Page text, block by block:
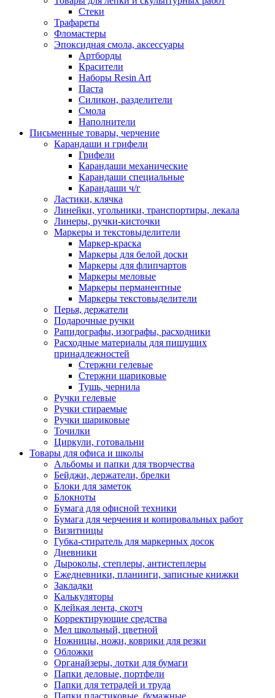
Стеки
Трафареты
Фломастеры
Эпоксидная смола, аксессуары
Артборды
Красители
Наборы Resin Art
Паста
Силикон, разделители
Смола
Наполнители
Письменные товары, черчение
Карандаши и грифели
Грифели
Карандаши механические
Карандаши специальные
Карандаши ч/г
Ластики, клячка
Линейки, угольники, транспортиры, лекала
Линеры, ручки-кисточки
Маркеры и текстовыделители
Маркер-краска
Маркеры для белой доски
Маркеры для флипчартов
Маркеры меловые
Маркеры перманентные
Маркеры текстовыделители
Перья, держатели
Подарочные ручки
Рапидографы, изографы, расходники
Расходные материалы для пишущих
принадлежностей
Стержни гелевые
Стержни шариковые
Тушь, чернила
Ручки гелевые
Ручки стираемые
Ручки шариковые
Точилки
Циркули, готовальни
Товары для офиса и школы
Альбомы и папки для творчества
Бейджи, держатели, брелки
Блоки для заметок
Блокноты
Бумага для офисной техники
Бумага для черчения и копировальных работ
Визитницы
Губка-стиратель для маркерных досок
Дневники
Дыроколы, степлеры, антистеплеры
Ежедневники, планинги, записные книжки
Закладки
Калькуляторы
Клейкая лента, скотч
Корректирующие средства
Мел школьный, цветной
Ножницы, ножи, коврики для резки
Обложки
Органайзеры, лотки для бумаги
Папки деловые, портфели
Папки для тетрадей и труда
Папки пластиковые, бумажные